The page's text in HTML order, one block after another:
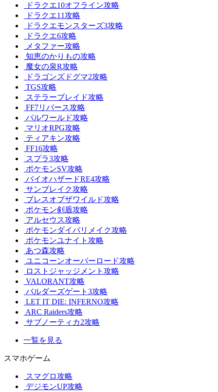
ドラクエ10オフライン攻略
ドラクエ11攻略
ドラクエモンスターズ3攻略
ドラクエ6攻略
メタファー攻略
知恵のかりもの攻略
魔女の泉R攻略
ドラゴンズドグマ2攻略
TGS攻略
ステラーブレイド攻略
FF7リバース攻略
パルワールド攻略
マリオRPG攻略
ティアキン攻略
FF16攻略
スプラ3攻略
ポケモンSV攻略
バイオハザードRE4攻略
サンブレイク攻略
ブレスオブザワイルド攻略
ポケモン剣盾攻略
アルセウス攻略
ポケモンダイパリメイク攻略
ポケモンユナイト攻略
あつ森攻略
ユニコーンオーバーロード攻略
ロストジャッジメント攻略
VALORANT攻略
バルダーズゲート3攻略
LET IT DIE: INFERNO攻略
ARC Raiders攻略
サブノーティカ2攻略
一覧を見る
スマホゲーム
スマグロ攻略
デジモンUP攻略